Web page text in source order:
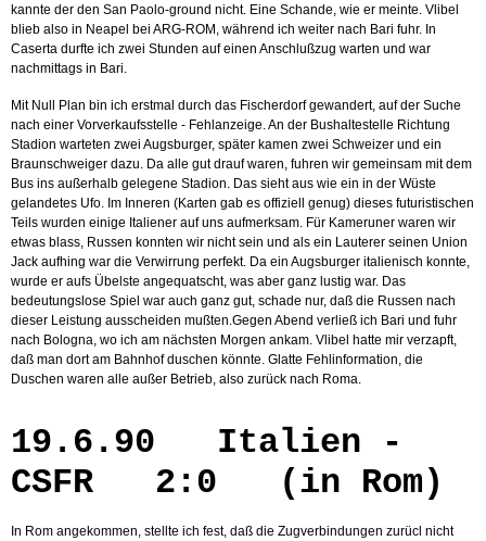
kannte der den San Paolo-ground nicht. Eine Schande, wie er meinte. Vlibel
blieb also in Neapel bei ARG-ROM, während ich weiter nach Bari fuhr. In
Caserta durfte ich zwei Stunden auf einen Anschlußzug warten und war
nachmittags in Bari.
Mit Null Plan bin ich erstmal durch das Fischerdorf gewandert, auf der Suche
nach einer Vorverkaufsstelle - Fehlanzeige. An der Bushaltestelle Richtung
Stadion warteten zwei Augsburger, später kamen zwei Schweizer und ein
Braunschweiger dazu. Da alle gut drauf waren, fuhren wir gemeinsam mit dem
Bus ins außerhalb gelegene Stadion. Das sieht aus wie ein in der Wüste
gelandetes Ufo. Im Inneren (Karten gab es offiziell genug) dieses futuristischen
Teils wurden einige Italiener auf uns aufmerksam. Für Kameruner waren wir
etwas blass, Russen konnten wir nicht sein und als ein Lauterer seinen Union
Jack aufhing war die Verwirrung perfekt. Da ein Augsburger italienisch konnte,
wurde er aufs Übelste angequatscht, was aber ganz lustig war. Das
bedeutungslose Spiel war auch ganz gut, schade nur, daß die Russen nach
dieser Leistung ausscheiden mußten.Gegen Abend verließ ich Bari und fuhr
nach Bologna, wo ich am nächsten Morgen ankam. Vlibel hatte mir verzapft,
daß man dort am Bahnhof duschen könnte. Glatte Fehlinformation, die
Duschen waren alle außer Betrieb, also zurück nach Roma.
19.6.90 Italien -
CSFR 2:0 (in Rom)
In Rom angekommen, stellte ich fest, daß die Zugverbindungen zurücl nicht